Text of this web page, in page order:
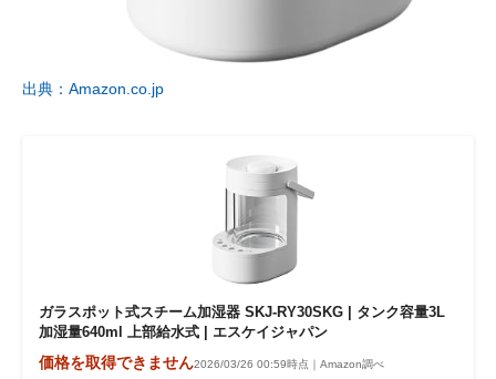
出典：Amazon.co.jp
ガラスポット式スチーム加湿器 SKJ-RY30SKG | タンク容量3L
加湿量640ml 上部給水式 | エスケイジャパン
価格を取得できません2026/03/26 00:59時点｜Amazon調べ